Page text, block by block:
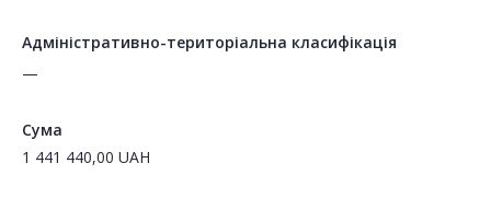
Адміністративно-територіальна класифікація
—
Сума
1 441 440,00 UAH